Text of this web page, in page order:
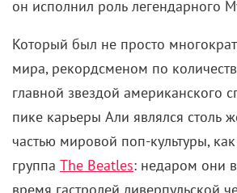
он исполнил роль легендарного
Который был не просто
мира, рекордсменом по
главной звездой американского
пике карьеры Али являлся столь
частью мировой поп-культуры,
группа The Beatles: недаром они
время гастролей ливерпульской